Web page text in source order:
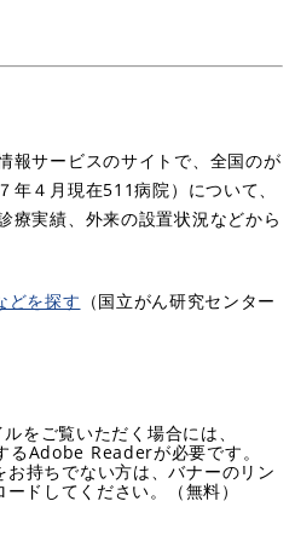
報サービスのサイトで、全国のが
年４月現在511病院）について、
療実績、外来の設置状況などから
どを探す （国立がん研究センター
をご覧いただく場合には、
るAdobe Readerが必要です。
持ちでない方は、バナーのリン
ドしてください。（無料）